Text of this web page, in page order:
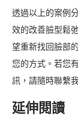
透過以上的案例
效的改善臉型鬆
望重新找回臉部
您的方式。若您
訊，請隨時聯繫我
延伸閱讀